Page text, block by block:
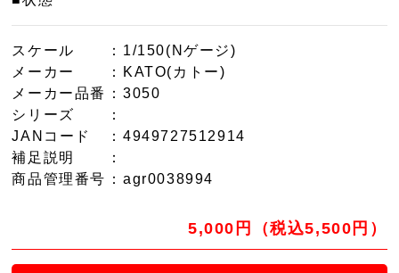
スケール
：1/150(Nゲージ)
メーカー
：KATO(カトー)
メーカー品番
：3050
シリーズ
：
JANコード
：4949727512914
補足説明
：
商品管理番号 ：agr0038994
5,000円（税込5,500円）